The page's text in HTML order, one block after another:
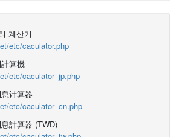
계산기
etc/caculator.php
算機
etc/caculator_jp.php
计算器
etc/caculator_cn.php
計算器 (TWD)